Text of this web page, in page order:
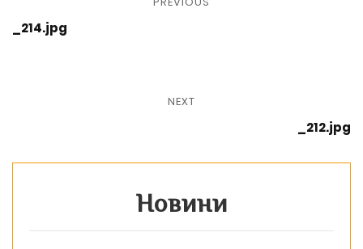
_214.jpg
NEXT
_212.jpg
Новини